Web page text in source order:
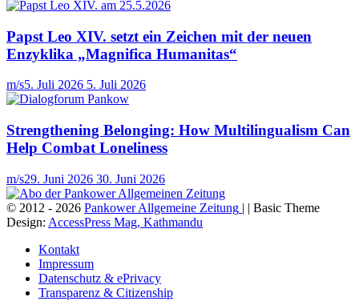
Papst Leo XIV. setzt ein Zeichen mit der neuen
Enzyklika „Magnifica Humanitas“
m/s5. Juli 2026 5. Juli 2026
Strengthening Belonging: How Multilingualism Can
Help Combat Loneliness
m/s29. Juni 2026 30. Juni 2026
© 2012 - 2026 Pankower Allgemeine Zeitung | | Basic Theme
Design: AccessPress Mag, Kathmandu
Kontakt
Impressum
Datenschutz & ePrivacy
Transparenz & Citizenship